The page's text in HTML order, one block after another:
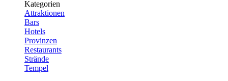
Kategorien
Attraktionen
Bars
Hotels
Provinzen
Restaurants
Strände
Tempel